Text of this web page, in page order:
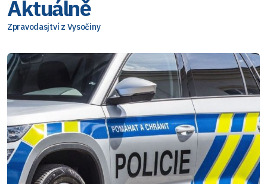
Aktuálně
Zpravodasjtví z Vysočiny